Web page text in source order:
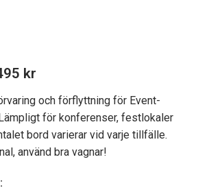
kr
och förflyttning för Event-
för konferenser, festlokaler
bord varierar vid varje tillfälle.
använd bra vagnar!